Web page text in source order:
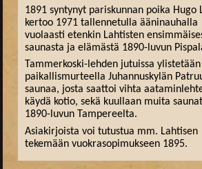
1891 syntynyt pariskunnan poika Hugo
kertoo 1971 tallennetulla ääninauhalla
vuolaasti etenkin Lahtisten
saunasta ja elämästä 1890-luvun
Tammerkoski-lehden jutuissa ylistetään
paikallismurteella Juhannuskylän
saunaa, josta saattoi vihta
käydä kotio, sekä kuullaan muita
1890-luvun Tampereelta.
Asiakirjoista voi tutustua mm. Lahtisen
tekemään vuokrasopimukseen 1895.